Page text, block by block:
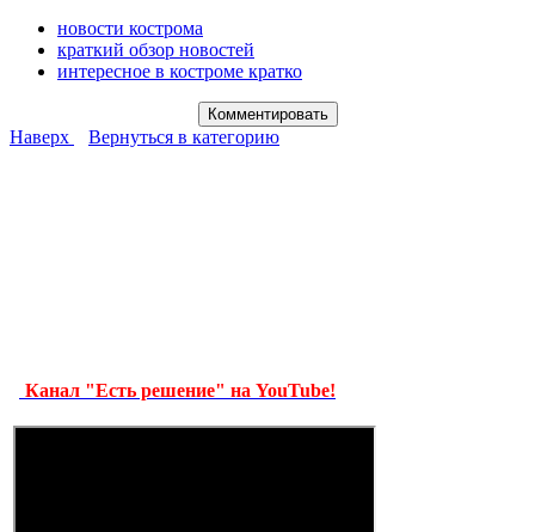
новости кострома
краткий обзор новостей
интересное в костроме кратко
Наверх Вернуться в категорию
Канал "Есть решение" на YouTube!